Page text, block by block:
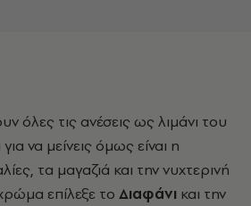
όλες τις ανέσεις ως λιμάνι του
να μείνεις όμως είναι η
τα μαγαζιά και την νυχτερινή
επίλεξε το Διαφάνι και την